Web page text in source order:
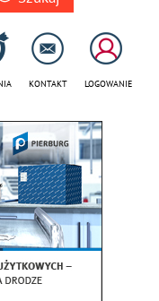
KONTAKT LOGOWANIE